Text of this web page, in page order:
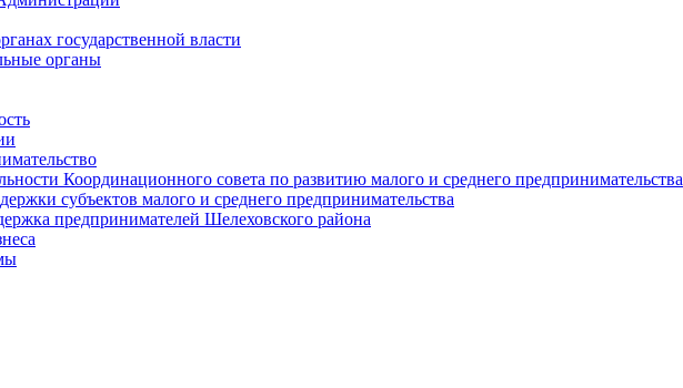
государственной власти
органы
Координационного совета по развитию малого и среднего предпринимательства
субъектов малого и среднего предпринимательства
предпринимателей Шелеховского района